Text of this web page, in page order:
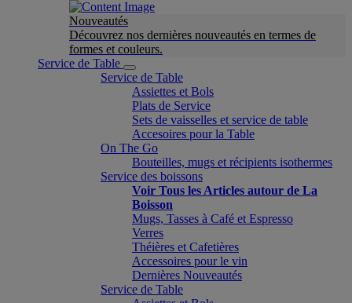
Nouveautés
Découvrez nos dernières nouveautés en termes de
formes et couleurs.
Service de Table
Service de Table
Assiettes et Bols
Plats de Service
Sets de vaisselles et service de table
Accesoires pour la Table
On The Go
Bouteilles, mugs et récipients isothermes
Service des boissons
Voir Tous les Articles autour de La
Boisson
Mugs, Tasses à Café et Espresso
Verres
Théières et Cafetières
Accessoires pour le vin
Dernières Nouveautés
Service de Table